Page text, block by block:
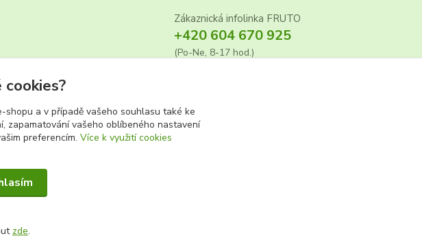
687/66 Karviná 7
Zákaznická infolinka FRUTO
+420 604 670 925
(Po-Ne, 8-17 hod.)
cookies?
a v případě vašeho souhlasu také ke
zapamatování vašeho oblíbeného nastavení
preferencím. Více k využití cookies
zde.